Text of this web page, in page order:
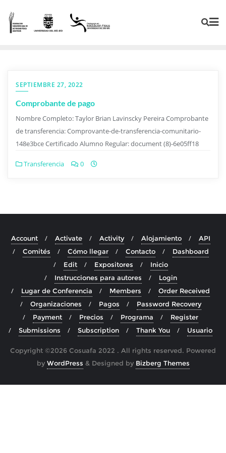
SEPTIEMBRE 27, 2022
Comprobante de pago
Nombre Completo: Taylor Brian Lavinscky Pereira Comprobante
de transferencia: Comprovante-de-transferencia-comunitario-
148e3bce Certificado Alumno Regular: document (8)-6e05ff18
Transferencia 0
Account Activate Activity Alojamiento
API
Comités
Cómo llegar Contacto
Dashboard
Edit
Expositores
Inicio
Instrucciones para autores
Login
Lugar de Conferencia
Members
Order Received
Organizaciones
Pagos
Password Recovery
Payment
Precios Programa
Register
Submissions
Subscription Thank You Usuario
Copyright ©2026 Cosuafa 2022 . All rights reserved. Powered
by WordPress & Designed by Bizberg Themes